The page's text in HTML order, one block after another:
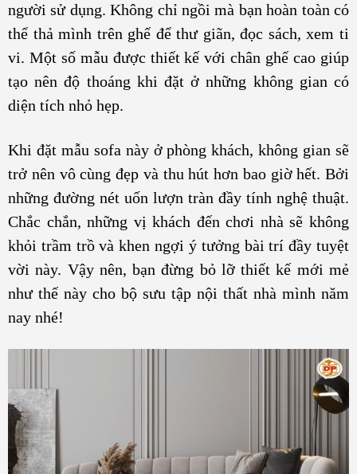
người sử dụng. Không chỉ ngồi mà bạn hoàn toàn có
thể thả mình trên ghế để thư giãn, đọc sách, xem ti
vi. Một số mẫu được thiết kế với chân ghế cao giúp
tạo nên độ thoáng khi đặt ở những không gian có
diện tích nhỏ hẹp.
Khi đặt mẫu sofa này ở phòng khách, không gian sẽ
trở nên vô cùng đẹp và thu hút hơn bao giờ hết. Bởi
những đường nét uốn lượn tràn đầy tính nghệ thuật.
Chắc chắn, những vị khách đến chơi nhà sẽ không
khỏi trầm trồ và khen ngợi ý tưởng bài trí đầy tuyệt
vời này. Vậy nên, bạn đừng bỏ lỡ thiết kế mới mẻ
như thế này cho bộ sưu tập nội thất nhà mình năm
nay nhé!